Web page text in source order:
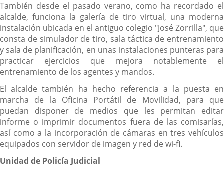
También desde el pasado verano, como ha recordado el
alcalde, funciona la galería de tiro virtual, una moderna
instalación ubicada en el antiguo colegio "José Zorrilla", que
consta de simulador de tiro, sala táctica de entrenamiento
y sala de planificación, en unas instalaciones punteras para
practicar ejercicios que mejora notablemente el
entrenamiento de los agentes y mandos.
El alcalde también ha hecho referencia a la puesta en
marcha de la Oficina Portátil de Movilidad, para que
puedan disponer de medios que les permitan editar
informe o imprimir documentos fuera de las comisarías,
así como a la incorporación de cámaras en tres vehículos
equipados con servidor de imagen y red de wi-fi.
Unidad de Policía Judicial